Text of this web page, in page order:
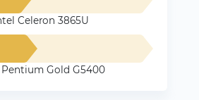
Celeron 3865U
Pentium Gold G5400